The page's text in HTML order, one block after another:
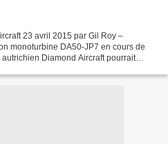
23 avril 2015 par Gil Roy –
monoturbine DA50-JP7 en cours de
Diamond Aircraft pourrait